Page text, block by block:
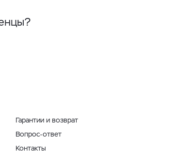
Гарантии и возврат
Вопрос-ответ
Контакты